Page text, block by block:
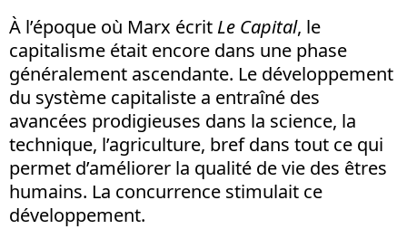
À l’époque où Marx écrit Le Capital, le
capitalisme était encore dans une phase
généralement ascendante. Le développement
du système capitaliste a entraîné des
avancées prodigieuses dans la science, la
technique, l’agriculture, bref dans tout ce qui
permet d’améliorer la qualité de vie des êtres
humains. La concurrence stimulait ce
développement.